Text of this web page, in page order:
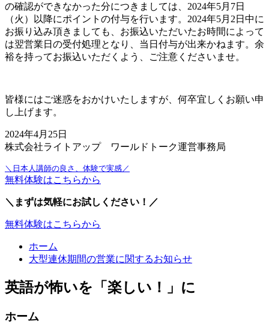
の確認ができなかった分につきましては、2024年5月7日
（火）以降にポイントの付与を行います。 2024年5月2日中に
お振り込み頂きましても、お振込いただいたお時間によって
は翌営業日の受付処理となり、当日付与が出来かねます。余
裕を持ってお振込いただくよう、ご注意くださいませ。
皆様にはご迷惑をおかけいたしますが、何卒宜しくお願い申
し上げます。
2024年4月25日
株式会社ライトアップ ワールドトーク運営事務局
＼日本人講師の良さ、体験で実感／
無料体験はこちらから
＼まずは気軽にお試しください！／
無料体験はこちらから
ホーム
大型連休期間の営業に関するお知らせ
英語が怖いを「楽しい！」に
ホーム